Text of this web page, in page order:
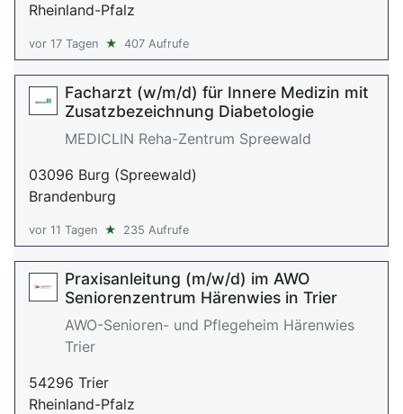
Rheinland-Pfalz
vor 17 Tagen ★ 407 Aufrufe
Facharzt (w/m/d) für Innere Medizin mit
Zusatzbezeichnung Diabetologie
MEDICLIN Reha-Zentrum Spreewald
03096 Burg (Spreewald)
Brandenburg
vor 11 Tagen ★ 235 Aufrufe
Praxisanleitung (m/w/d) im AWO
Seniorenzentrum Härenwies in Trier
AWO-Senioren- und Pflegeheim Härenwies
Trier
54296 Trier
Rheinland-Pfalz